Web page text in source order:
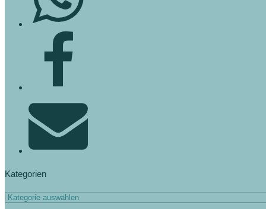
Kategorien
Kategorien